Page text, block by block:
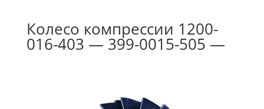
Колесо компрессии 1200-
016-403 — 399-0015-505 —